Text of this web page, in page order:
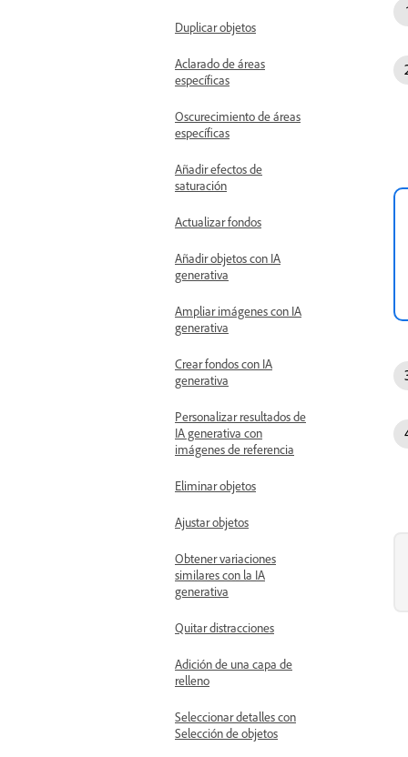
Duplicar objetos
Aclarado de áreas
específicas
Oscurecimiento de áreas
específicas
Añadir efectos de
saturación
Actualizar fondos
Añadir objetos con IA
generativa
Ampliar imágenes con IA
generativa
Crear fondos con IA
generativa
Personalizar resultados de
IA generativa con
imágenes de referencia
Eliminar objetos
Ajustar objetos
Obtener variaciones
similares con la IA
generativa
Quitar distracciones
Adición de una capa de
relleno
Seleccionar detalles con
Selección de objetos